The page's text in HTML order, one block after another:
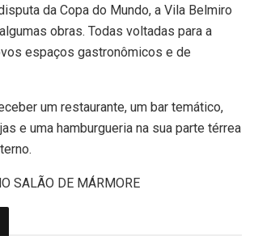
da Copa do Mundo, a Vila Belmiro
obras. Todas voltadas para a
espaços gastronômicos e de
um restaurante, um bar temático,
e uma hamburgueria na sua parte térrea
SALÃO DE MÁRMORE